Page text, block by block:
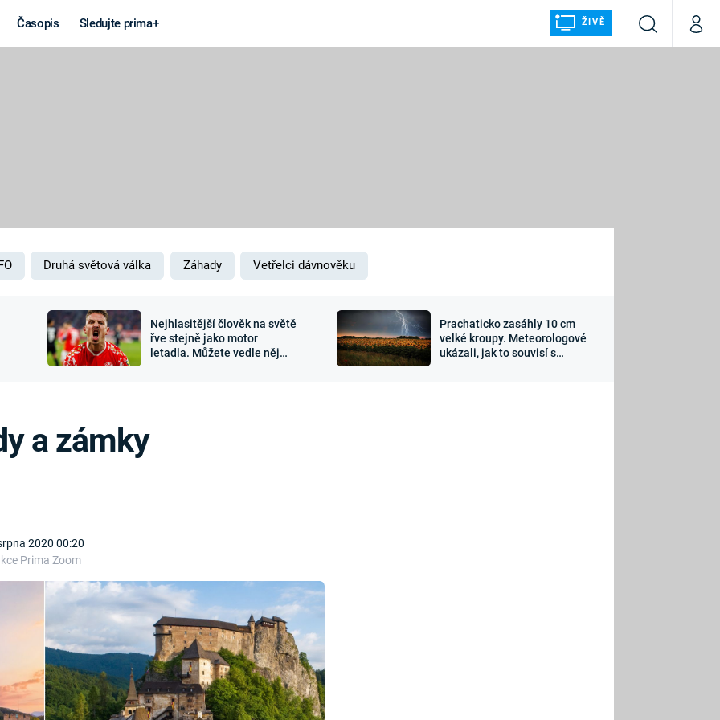
Časopis Sledujte prima+ ŽIVĚ
VyhledáváníMůj
MARS
Záhady a
konspirace
UTAJENÉ PŘÍBĚHY
ČESKÝCH DĚJIN
Zajímavosti
FILMY VERSUS
Sledujte nás
Druhá světová válka Záhady Vetřelci dávnověku
Nejhlasitější člověk na světě
řve stejně jako motor
letadla. Můžete vedle něj
Prachaticko zasáhly 10 cm
velké kroupy. Meteorologové
ukázali, jak to souvisí s
2020 00:20
Prima Zoom
a zámky